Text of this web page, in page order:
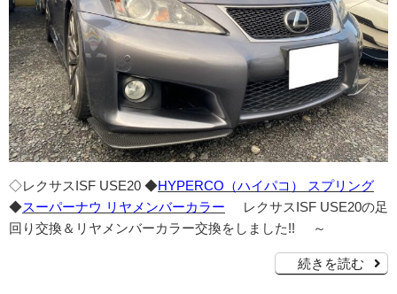
◇レクサスISF USE20 ◆HYPERCO（ハイパコ） スプリング
◆スーパーナウ リヤメンバーカラー レクサスISF USE20の足
回り交換＆リヤメンバーカラー交換をしました!! ～
続きを読む